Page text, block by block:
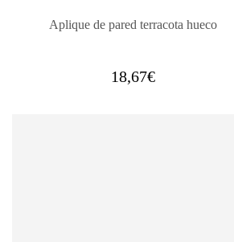
Aplique de pared terracota hueco
18,67€